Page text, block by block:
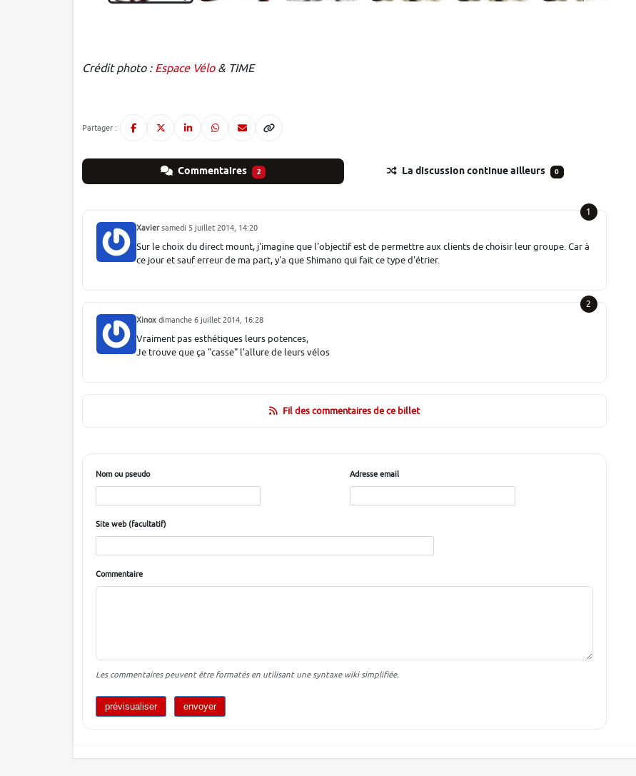
Crédit photo : Espace Vélo& TIME
Partager :
Commentaires 2 La discussion continue ailleurs 0
1
Xaviersamedi 5 juillet 2014, 14:20
Sur le choix du direct mount, j'imagine que l'objectif est de permettre aux clients de choisir leur groupe. Car à
ce jour et sauf erreur de ma part, y'a que Shimano qui fait ce type d'étrier.
2
Xinox dimanche 6 juillet 2014, 16:28
Vraiment pas esthétiques leurs potences,
Je trouve que ça "casse" l'allure de leurs vélos
Fil des commentaires de ce billet
Nom ou pseudo Adresse email
Site web (facultatif)
Commentaire
Les commentaires peuvent être formatés en utilisant une syntaxe wiki simplifiée.